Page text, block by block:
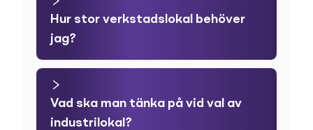
Hur stor verkstadslokal behöver
jag?
Vad ska man tänka på vid val av
industrilokal?